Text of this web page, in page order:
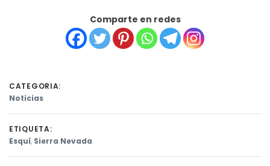
Comparte en redes
CATEGORIA:
Noticias
ETIQUETA:
Esquí, Sierra Nevada